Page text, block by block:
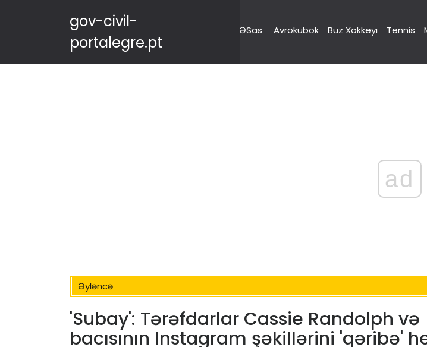
gov-civil-
portalegre.pt
ƏSas Avrokubok Buz Xokkeyı Tennis
ad
Əyləncə
'Subay': Tərəfdarlar Cassie Randolph və
bacısının Instagram şəkillərini 'qəribə'